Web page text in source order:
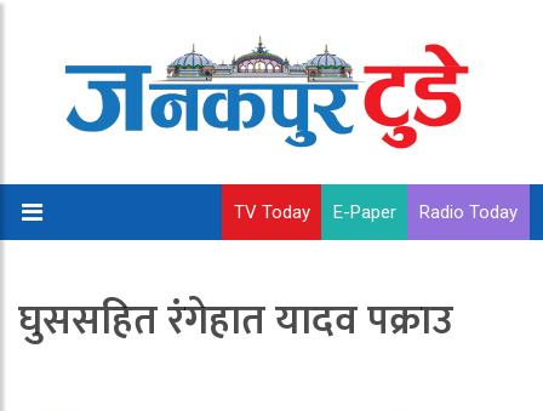
TV Today E-Paper Radio Today
घुससहित रंगेहात यादव पक्राउ